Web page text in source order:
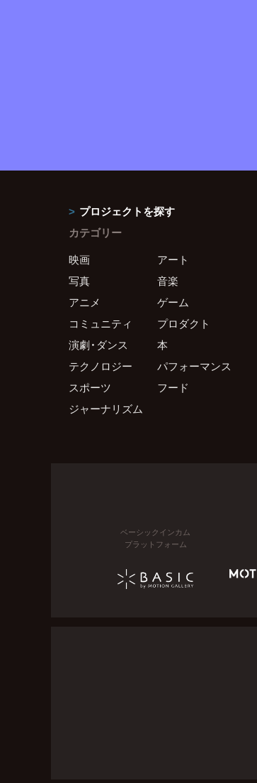
プロジェクトを探す
カテゴリー
映画
アート
写真
音楽
アニメ
ゲーム
コミュニティ
プロダクト
演劇・ダンス
本
テクノロジー
パフォーマンス
スポーツ
フード
ジャーナリズム
ベーシックインカム
プラットフォーム